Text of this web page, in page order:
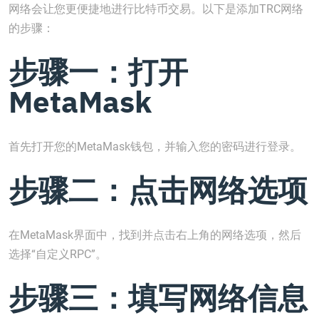
网络会让您更便捷地进行比特币交易。以下是添加TRC网络
的步骤：
步骤一：打开
MetaMask
首先打开您的MetaMask钱包，并输入您的密码进行登录。
步骤二：点击网络选项
在MetaMask界面中，找到并点击右上角的网络选项，然后
选择“自定义RPC”。
步骤三：填写网络信息